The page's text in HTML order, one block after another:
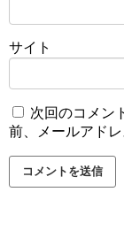
サイト
次回のコメン
前、メールアドレ